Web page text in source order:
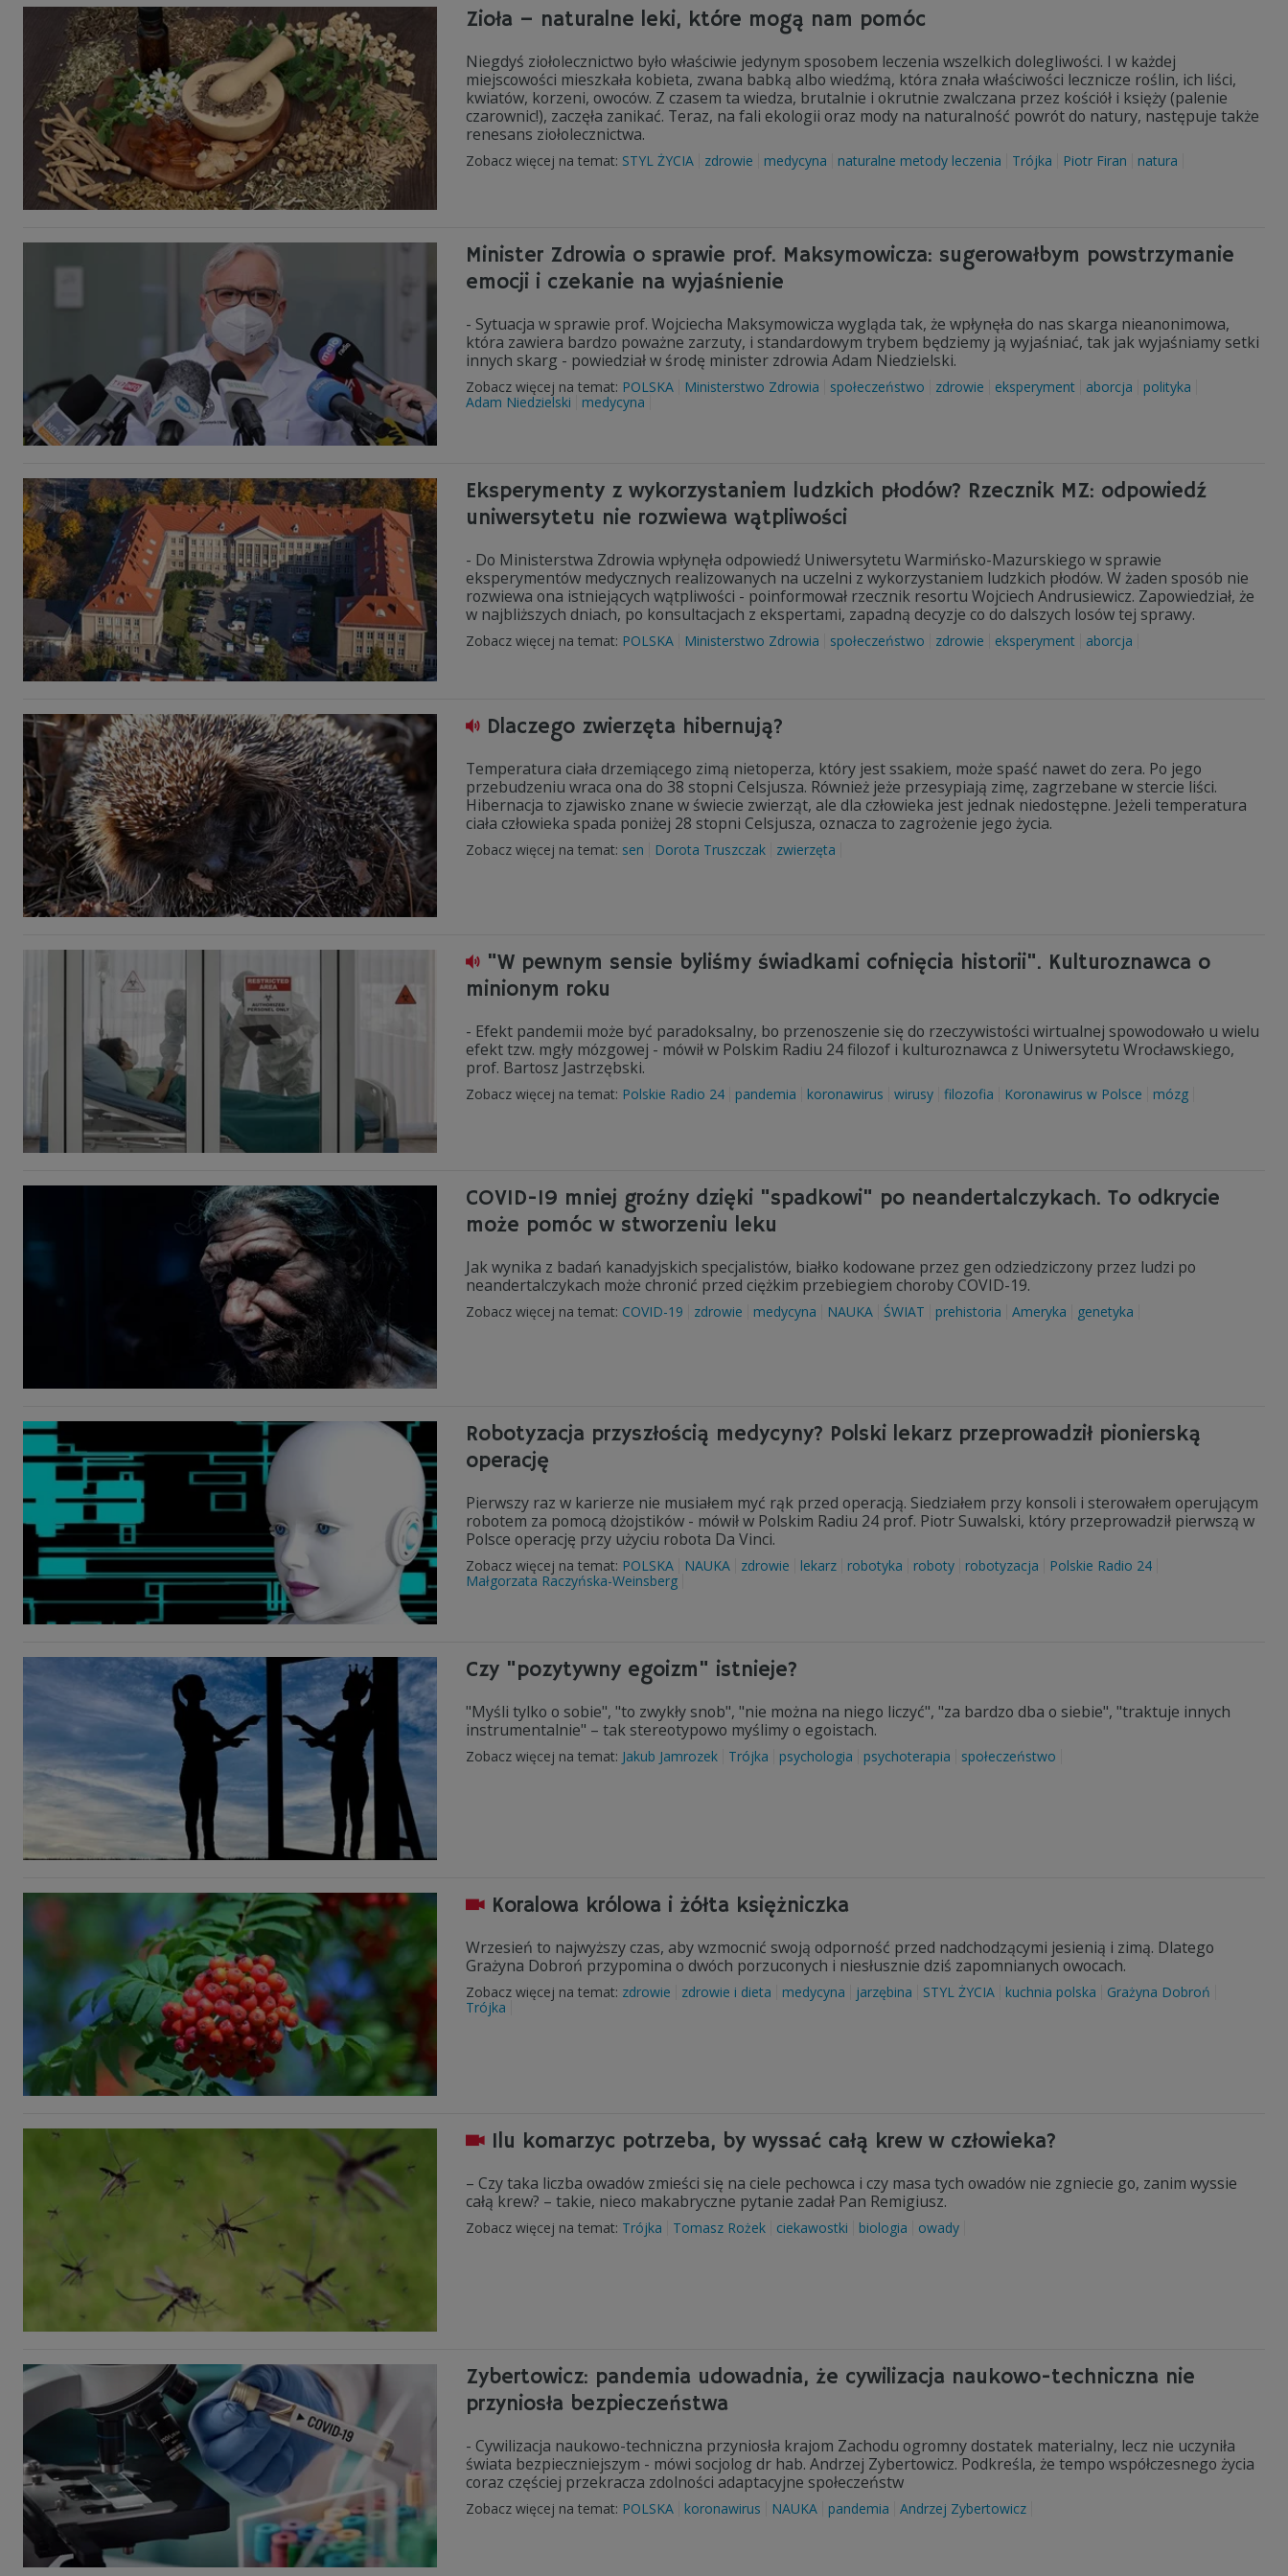
Zioła – naturalne leki, które mogą nam pomóc
Niegdyś ziołolecznictwo było właściwie jedynym sposobem leczenia wszelkich dolegliwości. I w każdej
miejscowości mieszkała kobieta, zwana babką albo wiedźmą, która znała właściwości lecznicze roślin, ich liści,
kwiatów, korzeni, owoców. Z czasem ta wiedza, brutalnie i okrutnie zwalczana przez kościół i księży (palenie
czarownic!), zaczęła zanikać. Teraz, na fali ekologii oraz mody na naturalność powrót do natury, następuje także
renesans ziołolecznictwa.
Zobacz więcej na temat: STYL ŻYCIA zdrowie medycyna naturalne metody leczenia Trójka Piotr Firan natura
Minister Zdrowia o sprawie prof. Maksymowicza: sugerowałbym powstrzymanie
emocji i czekanie na wyjaśnienie
- Sytuacja w sprawie prof. Wojciecha Maksymowicza wygląda tak, że wpłynęła do nas skarga nieanonimowa,
która zawiera bardzo poważne zarzuty, i standardowym trybem będziemy ją wyjaśniać, tak jak wyjaśniamy setki
innych skarg - powiedział w środę minister zdrowia Adam Niedzielski.
Zobacz więcej na temat: POLSKA Ministerstwo Zdrowia społeczeństwo zdrowie eksperyment aborcja
polityka
Adam Niedzielski
medycyna
Eksperymenty z wykorzystaniem ludzkich płodów? Rzecznik MZ: odpowiedź
uniwersytetu nie rozwiewa wątpliwości
- Do Ministerstwa Zdrowia wpłynęła odpowiedź Uniwersytetu Warmińsko-Mazurskiego w sprawie
eksperymentów medycznych realizowanych na uczelni z wykorzystaniem ludzkich płodów. W żaden sposób nie
rozwiewa ona istniejących wątpliwości - poinformował rzecznik resortu Wojciech Andrusiewicz. Zapowiedział, że
w najbliższych dniach, po konsultacjach z ekspertami, zapadną decyzje co do dalszych losów tej sprawy.
Zobacz więcej na temat: POLSKA Ministerstwo Zdrowia społeczeństwo zdrowie eksperyment aborcja
Dlaczego zwierzęta hibernują?
Temperatura ciała drzemiącego zimą nietoperza, który jest ssakiem, może spaść nawet do zera. Po jego
przebudzeniu wraca ona do 38 stopni Celsjusza. Również jeże przesypiają zimę, zagrzebane w stercie liści.
Hibernacja to zjawisko znane w świecie zwierząt, ale dla człowieka jest jednak niedostępne. Jeżeli temperatura
ciała człowieka spada poniżej 28 stopni Celsjusza, oznacza to zagrożenie jego życia.
Zobacz więcej na temat: sen Dorota Truszczak zwierzęta
"W pewnym sensie byliśmy świadkami cofnięcia historii". Kulturoznawca o
minionym roku
- Efekt pandemii może być paradoksalny, bo przenoszenie się do rzeczywistości wirtualnej spowodowało u wielu
efekt tzw. mgły mózgowej - mówił w Polskim Radiu 24 filozof i kulturoznawca z Uniwersytetu Wrocławskiego,
prof. Bartosz Jastrzębski.
Zobacz więcej na temat: Polskie Radio 24 pandemia koronawirus wirusy filozofia Koronawirus w Polsce mózg
COVID-19 mniej groźny dzięki "spadkowi" po neandertalczykach. To odkrycie
może pomóc w stworzeniu leku
Jak wynika z badań kanadyjskich specjalistów, białko kodowane przez gen odziedziczony przez ludzi po
neandertalczykach może chronić przed ciężkim przebiegiem choroby COVID-19.
Zobacz więcej na temat: COVID-19 zdrowie medycyna NAUKA ŚWIAT prehistoria Ameryka genetyka
Robotyzacja przyszłością medycyny? Polski lekarz przeprowadził pionierską
operację
Pierwszy raz w karierze nie musiałem myć rąk przed operacją. Siedziałem przy konsoli i sterowałem operującym
robotem za pomocą dżojstików - mówił w Polskim Radiu 24 prof. Piotr Suwalski, który przeprowadził pierwszą w
Polsce operację przy użyciu robota Da Vinci.
Zobacz więcej na temat: POLSKA NAUKA zdrowie lekarz robotyka roboty robotyzacja
Polskie Radio 24
Małgorzata Raczyńska-Weinsberg
Czy "pozytywny egoizm" istnieje?
"Myśli tylko o sobie", "to zwykły snob", "nie można na niego liczyć", "za bardzo dba o siebie", "traktuje innych
instrumentalnie" – tak stereotypowo myślimy o egoistach.
Zobacz więcej na temat: Jakub Jamrozek Trójka psychologia psychoterapia społeczeństwo
Koralowa królowa i żółta księżniczka
Wrzesień to najwyższy czas, aby wzmocnić swoją odporność przed nadchodzącymi jesienią i zimą. Dlatego
Grażyna Dobroń przypomina o dwóch porzuconych i niesłusznie dziś zapomnianych owocach.
Zobacz więcej na temat: zdrowie zdrowie i dieta medycyna jarzębina STYL ŻYCIA kuchnia polska
Grażyna Dobroń
Trójka
Ilu komarzyc potrzeba, by wyssać całą krew w człowieka?
– Czy taka liczba owadów zmieści się na ciele pechowca i czy masa tych owadów nie zgniecie go, zanim wyssie
całą krew? – takie, nieco makabryczne pytanie zadał Pan Remigiusz.
Zobacz więcej na temat: Trójka Tomasz Rożek ciekawostki biologia owady
Zybertowicz: pandemia udowadnia, że cywilizacja naukowo-techniczna nie
przyniosła bezpieczeństwa
- Cywilizacja naukowo-techniczna przyniosła krajom Zachodu ogromny dostatek materialny, lecz nie uczyniła
świata bezpieczniejszym - mówi socjolog dr hab. Andrzej Zybertowicz. Podkreśla, że tempo współczesnego życia
coraz częściej przekracza zdolności adaptacyjne społeczeństw
Zobacz więcej na temat: POLSKA koronawirus NAUKA pandemia Andrzej Zybertowicz